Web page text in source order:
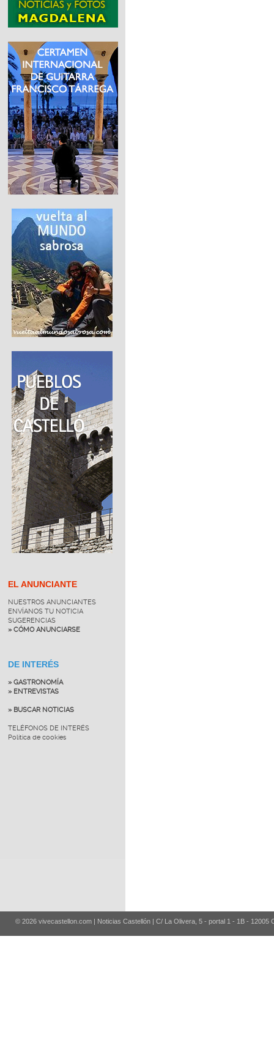
EL ANUNCIANTE
NUESTROS ANUNCIANTES
ENVÍANOS TU NOTICIA
SUGERENCIAS
» CÓMO ANUNCIARSE
DE INTERÉS
» GASTRONOMÍA
» ENTREVISTAS
» BUSCAR NOTICIAS
TELÉFONOS DE INTERÉS
Política de cookies
© 2026 vivecastellon.com | Noticias Castellón | C/ La Olivera, 5 - portal 1 - 1B - 12005